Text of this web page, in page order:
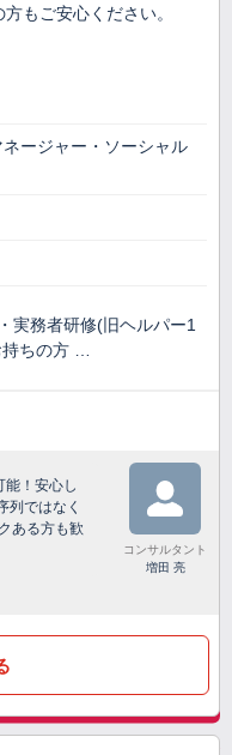
もご安心ください。
ージャー・ソーシャル
実務者研修(旧ヘルパー1
持ちの方 …
！安心し
列ではなく
ある方も歓
コンサルタント
増田 亮